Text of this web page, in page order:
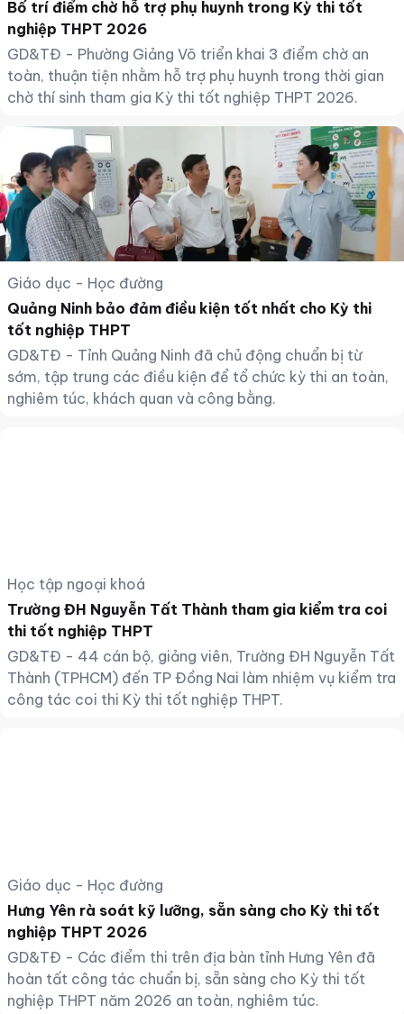
Bố trí điểm chờ hỗ trợ phụ huynh trong Kỳ thi tốt
nghiệp THPT 2026
GD&TĐ - Phường Giảng Võ triển khai 3 điểm chờ an
toàn, thuận tiện nhằm hỗ trợ phụ huynh trong thời gian
chờ thí sinh tham gia Kỳ thi tốt nghiệp THPT 2026.
Giáo dục - Học đường
Quảng Ninh bảo đảm điều kiện tốt nhất cho Kỳ thi
tốt nghiệp THPT
GD&TĐ - Tỉnh Quảng Ninh đã chủ động chuẩn bị từ
sớm, tập trung các điều kiện để tổ chức kỳ thi an toàn,
nghiêm túc, khách quan và công bằng.
Học tập ngoại khoá
Trường ĐH Nguyễn Tất Thành tham gia kiểm tra coi
thi tốt nghiệp THPT
GD&TĐ - 44 cán bộ, giảng viên, Trường ĐH Nguyễn Tất
Thành (TPHCM) đến TP Đồng Nai làm nhiệm vụ kiểm tra
công tác coi thi Kỳ thi tốt nghiệp THPT.
Giáo dục - Học đường
Hưng Yên rà soát kỹ lưỡng, sẵn sàng cho Kỳ thi tốt
nghiệp THPT 2026
GD&TĐ - Các điểm thi trên địa bàn tỉnh Hưng Yên đã
hoàn tất công tác chuẩn bị, sẵn sàng cho Kỳ thi tốt
nghiệp THPT năm 2026 an toàn, nghiêm túc.